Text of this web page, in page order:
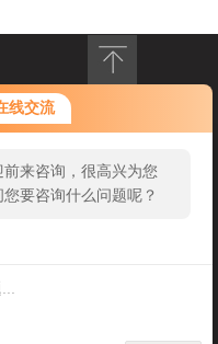
线交流
来咨询，很高兴为您
要咨询什么问题呢？